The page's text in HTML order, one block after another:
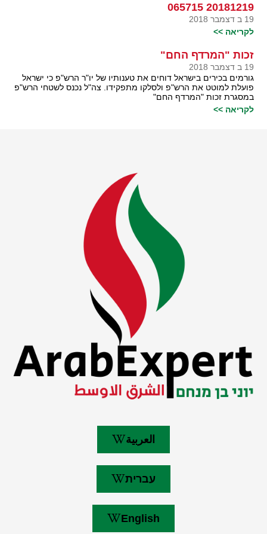
20181219 065715
19 ב דצמבר 2018
לקריאה >>
זכות "המרדף החם"
19 ב דצמבר 2018
גורמים בכירים בישראל דוחים את טענותיו של יו"ר הרש"פ כי ישראל
פועלת למוטט את הרש"פ ולסלקו מתפקידו. צה"ל נכנס לשטחי הרש"פ
במסגרת זכות "המרדף החם"
לקריאה >>
العربية
עברית
English